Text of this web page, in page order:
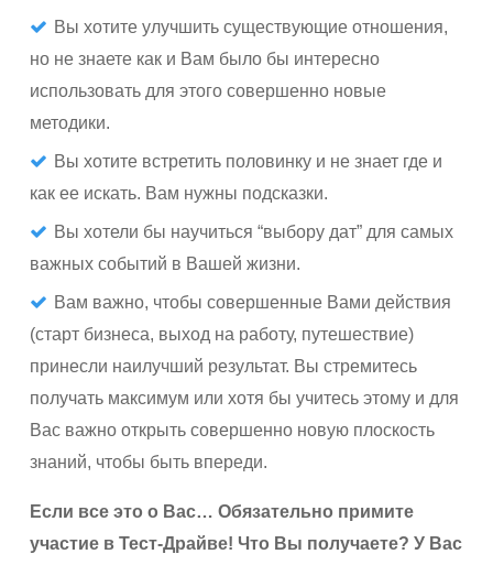
Вы хотите улучшить существующие отношения,
но не знаете как и Вам было бы интересно
использовать для этого совершенно новые
методики.
Вы хотите встретить половинку и не знает где и
как ее искать. Вам нужны подсказки.
Вы хотели бы научиться “выбору дат” для самых
важных событий в Вашей жизни.
Вам важно, чтобы совершенные Вами действия
(старт бизнеса, выход на работу, путешествие)
принесли наилучший результат. Вы стремитесь
получать максимум или хотя бы учитесь этому и для
Вас важно открыть совершенно новую плоскость
знаний, чтобы быть впереди.
Если все это о Вас… Обязательно примите
участие в Тест-Драйве! Что Вы получаете? У Вас